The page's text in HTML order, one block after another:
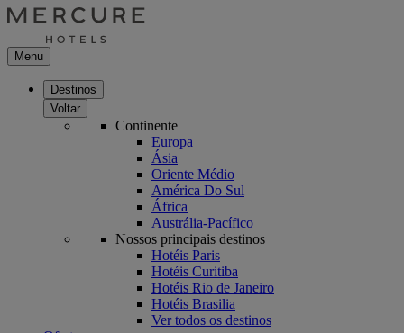
Menu
Destinos
Voltar
Continente
Europa
Ásia
Oriente Médio
América Do Sul
África
Austrália-Pacífico
Nossos principais destinos
Hotéis Paris
Hotéis Curitiba
Hotéis Rio de Janeiro
Hotéis Brasilia
Ver todos os destinos